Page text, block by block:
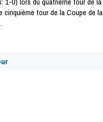
cinquième tour de la Coupe de la